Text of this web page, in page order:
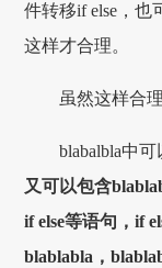
件转移if else，也
这样才合理。
虽然这样合
blabalbla中
又可以包含
if else等语句，if
blablabla，